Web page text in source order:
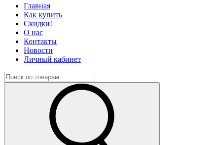
Главная
Как купить
Скидки!
О нас
Контакты
Новости
Личный кабинет